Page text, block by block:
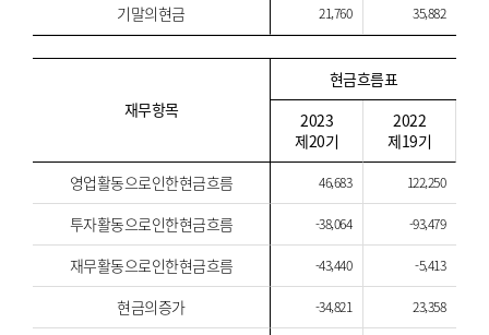
기말의현금 21,760 35,882
재무항목
현금흐름표
2023
제20기
2022
제19기
영업활동으로인한현금흐름
46,683 122,250
투자활동으로인한현금흐름 -38,064 -93,479
재무활동으로인한현금흐름 -43,440 -5,413
현금의증가 -34,821 23,358